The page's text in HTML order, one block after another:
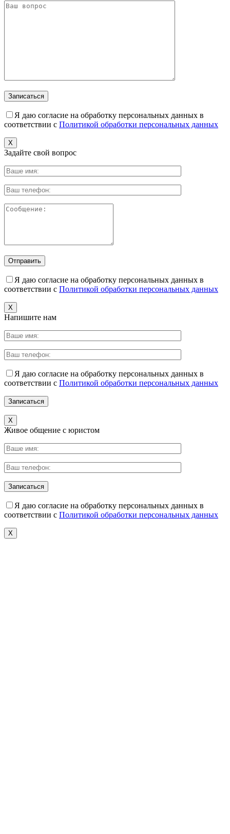
Я даю согласие на обработку персональных данных в
соответствии с Политикой обработки персональных данных
X
Задайте свой вопрос
Я даю согласие на обработку персональных данных в
соответствии с Политикой обработки персональных данных
X
Напишите нам
Я даю согласие на обработку персональных данных в
соответствии с Политикой обработки персональных данных
X
Живое общение с юристом
Я даю согласие на обработку персональных данных в
соответствии с Политикой обработки персональных данных
X